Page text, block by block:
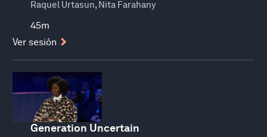
Raquel Urtasun, Nita Farahany
45m
Ver sesión
Generation Uncertain